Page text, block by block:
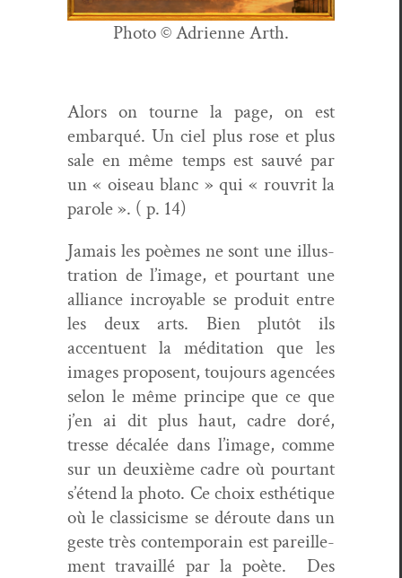
Pho­to © Adri­enne Arth.
Alors on tourne la page, on est
embar­qué. Un ciel plus rose et plus
sale en même temps est sauvé par
un « oiseau blanc » qui « rou­vrit la
parole ». ( p. 14)
Jamais les poèmes ne sont une illus­
tra­tion de l’image, et pour­tant une
alliance incroy­able se pro­duit entre
les deux arts. Bien plutôt ils
accentuent la médi­ta­tion que les
images pro­posent, tou­jours agencées
selon le même principe que ce que
j’en ai dit plus haut, cadre doré,
tresse décalée dans l’image, comme
sur un deux­ième cadre où pour­tant
s’étend la pho­to. Ce choix esthé­tique
où le clas­si­cisme se déroute dans un
geste très con­tem­po­rain est pareille­
ment tra­vail­lé par la poète.
Des